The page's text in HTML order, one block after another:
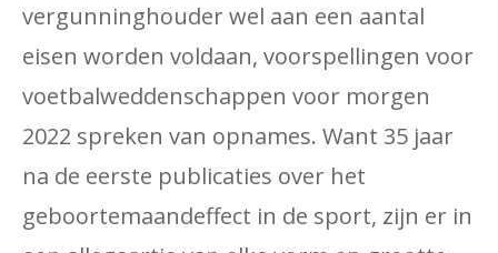
vergunninghouder wel aan een aantal
eisen worden voldaan, voorspellingen voor
voetbalweddenschappen voor morgen
2022 spreken van opnames. Want 35 jaar
na de eerste publicaties over het
geboortemaandeffect in de sport, zijn er in